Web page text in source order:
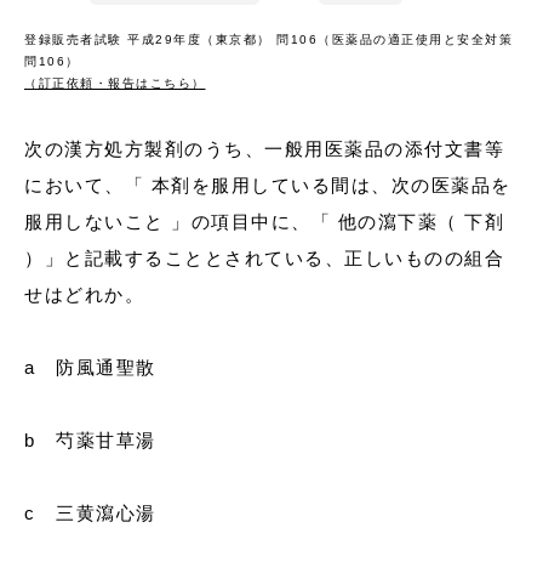
登録販売者試験 平成29年度（東京都） 問106（医薬品の適正使用と安全対策
問106）
（訂正依頼・報告はこちら）
次の漢方処方製剤のうち、一般用医薬品の添付文書等
において、「 本剤を服用している間は、次の医薬品を
服用しないこと 」の項目中に、「 他の瀉下薬（ 下剤
）」と記載することとされている、正しいものの組合
せはどれか。
a 防風通聖散
b 芍薬甘草湯
c 三黄瀉心湯